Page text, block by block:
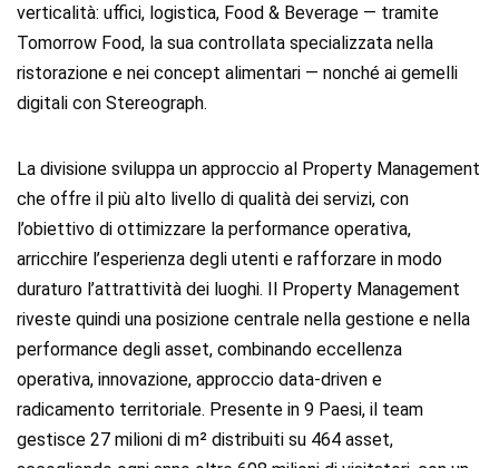
verticalità: uffici, logistica, Food & Beverage — tramite
Tomorrow Food, la sua controllata specializzata nella
ristorazione e nei concept alimentari — nonché ai gemelli
digitali con Stereograph.
La divisione sviluppa un approccio al Property Management
che offre il più alto livello di qualità dei servizi, con
l’obiettivo di ottimizzare la performance operativa,
arricchire l’esperienza degli utenti e rafforzare in modo
duraturo l’attrattività dei luoghi. Il Property Management
riveste quindi una posizione centrale nella gestione e nella
performance degli asset, combinando eccellenza
operativa, innovazione, approccio data-driven e
radicamento territoriale. Presente in 9 Paesi, il team
gestisce 27 milioni di m² distribuiti su 464 asset,